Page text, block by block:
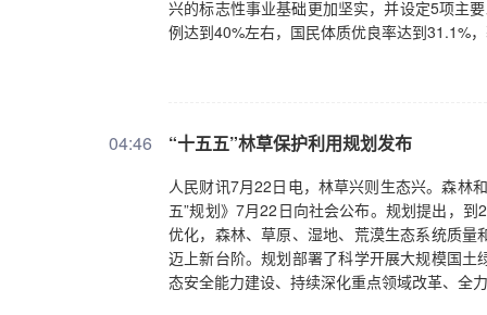
兴的标志性事业基础更加坚实，并设定5项主
例达到40%左右，国民体质优良率达到31.1%
04:46 “十五五”林草保护利用规划发布
人民财讯7月22日电，林草兴则生态兴。森林
五”规划》7月22日向社会公布。规划提出，
优化，森林、草原、湿地、荒漠生态系统质
迈上新台阶。规划部署了科学开展大规模国
态安全能力建设、持续深化重点领域改革、全